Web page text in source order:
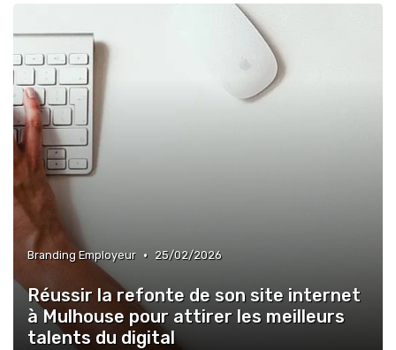
Branding Employeur • 25/02/2026
Réussir la refonte de son site internet
à Mulhouse pour attirer les meilleurs
talents du digital